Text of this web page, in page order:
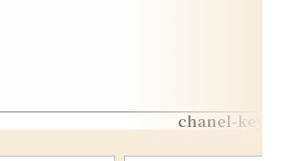
chanel-keycase